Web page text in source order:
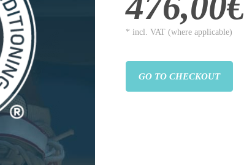
* incl. VAT (where applicable)
GO TO CHECKOUT